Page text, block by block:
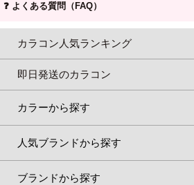
❓ よくある質問（FAQ）
カラコン人気ランキング
即日発送のカラコン
カラーから探す
人気ブランドから探す
ブランドから探す